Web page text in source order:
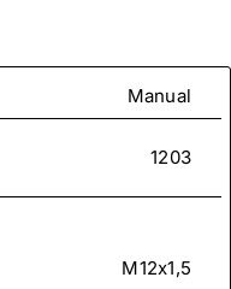
Manual
1203
M12x1,5